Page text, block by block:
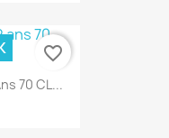
70 CL...
favorite_border